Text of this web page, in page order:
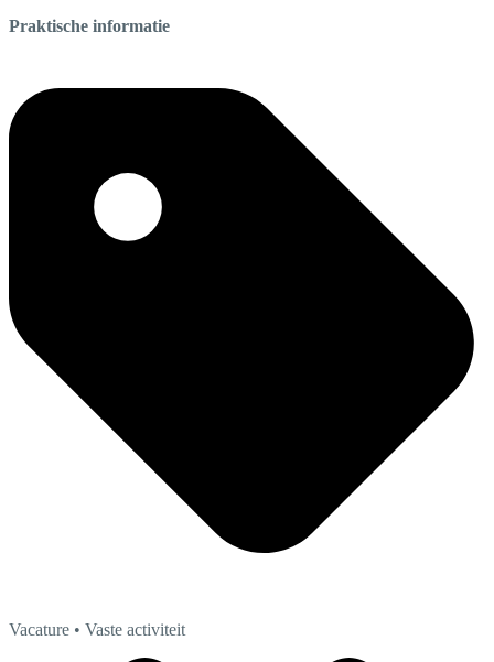
Praktische informatie
Vacature • Vaste activiteit